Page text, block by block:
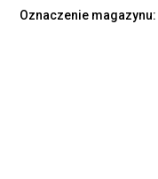
Oznaczenie magazynu: